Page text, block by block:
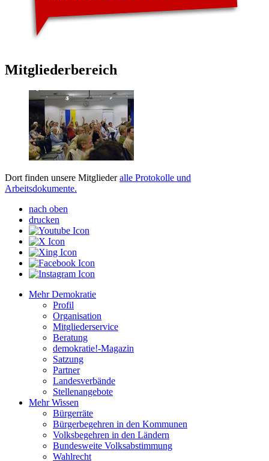
Mitgliederbereich
Dort finden unsere Mitgliederalle Protokolle und
Arbeitsdokumente.
nach oben
drucken
Mehr Demokratie
Profil
Organisation
Mitgliederservice
Beratung
demokratie!-Magazin
Satzung
Partner
Landesverbände
Stellenangebote
Mehr Wissen
Bürgerräte
Bürgerbegehren in den Kommunen
Volksbegehren in den Ländern
Bundesweite Volksabstimmung
Wahlrecht